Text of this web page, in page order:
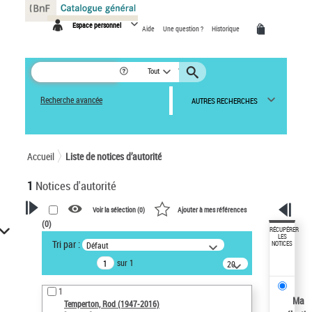
Espace personnel Aide Une question ? Historique
Tout
Recherche avancée AUTRES RECHERCHES
Accueil Liste de notices d’autorité
1 Notices d'autorité
VOTRE RECHERCHE
Recherche avancée dans les
notices d’autorité
Œuvres liées à l'auteur :
Temperton, Rod (1947-2016)
Voir la sélection (0) Ajouter à mes références
(0)
Tri par : Défaut
sur 1
20
résultats/page
1
Temperton, Rod (1947-2016)
RÉCUPÉRER
LES
NOTICES
Ma
Panneau de gestion des cookies